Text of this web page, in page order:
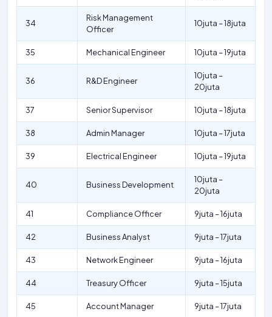
34
Risk Management
Officer
10juta – 18juta
35 Mechanical Engineer 10juta – 19juta
36 R&D Engineer
10juta –
20juta
37 Senior Supervisor 10juta – 18juta
38 Admin Manager 10juta – 17juta
39 Electrical Engineer 10juta – 19juta
40 Business Development
10juta –
20juta
41 Compliance Officer 9juta – 16juta
42 Business Analyst 9juta – 17juta
43 Network Engineer 9juta – 16juta
44 Treasury Officer 9juta – 15juta
45 Account Manager 9juta – 17juta